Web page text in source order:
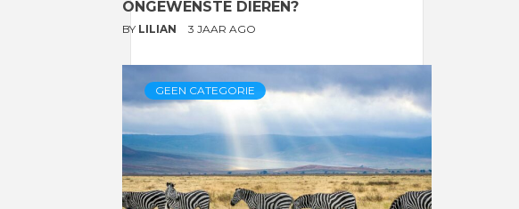
ONGEWENSTE DIEREN?
BY LILIAN 3 JAAR AGO
GEEN CATEGORIE